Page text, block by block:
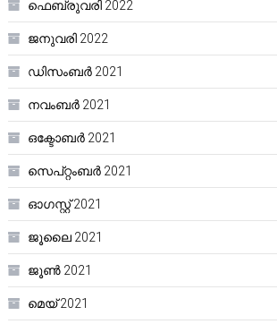
ഫെബ്രുവരി 2022
ജനുവരി 2022
ഡിസംബർ 2021
നവംബർ 2021
ഒക്ടോബർ 2021
സെപ്റ്റംബർ 2021
ഓഗസ്റ്റ്‌ 2021
ജൂലൈ 2021
ജൂൺ 2021
മെയ്‌ 2021